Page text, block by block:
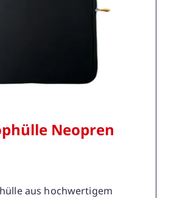
Neopren
aus hochwertigem